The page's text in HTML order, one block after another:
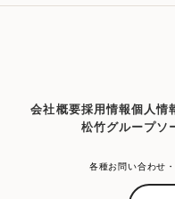
会社概要採用情報個人情
松竹グループソ
各種お問い合わせ